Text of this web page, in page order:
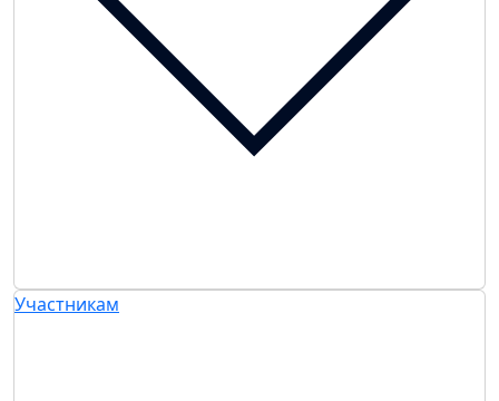
Участникам